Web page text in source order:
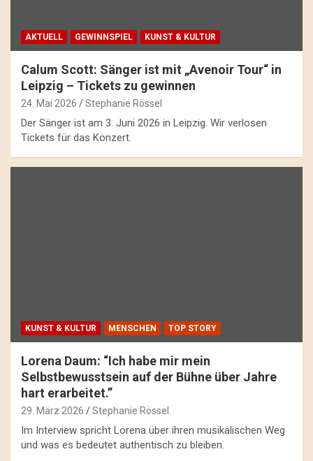
AKTUELL GEWINNSPIEL KUNST & KULTUR
Calum Scott: Sänger ist mit „Avenoir Tour“ in
Leipzig – Tickets zu gewinnen
24. Mai 2026 Stephanie Rössel
Der Sänger ist am 3. Juni 2026 in Leipzig. Wir verlosen
Tickets für das Konzert.
KUNST & KULTUR MENSCHEN TOP STORY
Lorena Daum: “Ich habe mir mein
Selbstbewusstsein auf der Bühne über Jahre
hart erarbeitet.”
29. März 2026 Stephanie Rössel
Im Interview spricht Lorena über ihren musikalischen Weg
und was es bedeutet authentisch zu bleiben.